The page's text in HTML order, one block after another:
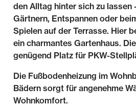
den Alltag hinter sich zu lassen
Gärtnern, Entspannen oder
Spielen auf der Terrasse. Hier
ein charmantes Gartenhaus.
genügend Platz für PKW-
Die Fußbodenheizung im
Bädern sorgt für angenehme
Wohnkomfort.